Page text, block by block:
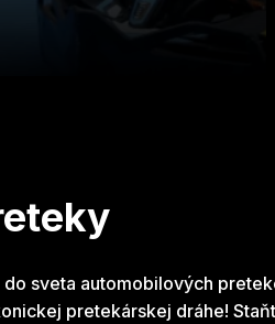
sveta automobilových
pretekárskej dráhe!